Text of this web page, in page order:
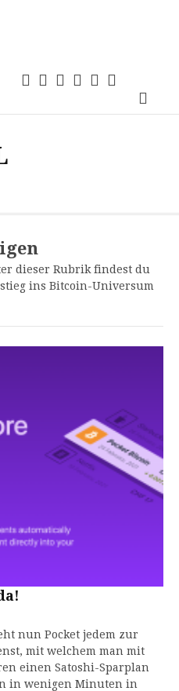
Einsteigen
21magazin
Anwendungen
TechSprech
Kommentar
dieser Rubrik findest du
ins Bitcoin-Universum
nun Pocket jedem zur
mit welchem man mit
einen Satoshi-Sparplan
in wenigen Minuten in